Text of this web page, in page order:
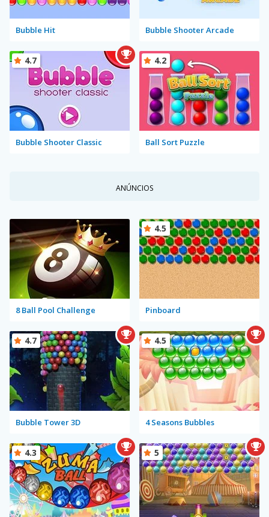
Bubble Hit Bubble Shooter Arcade
Bubble Shooter Classic
4.7
Ball Sort Puzzle
4.2
ANÚNCIOS
8 Ball Pool Challenge Pinboard
4.5
Bubble Tower 3D
4.7
4 Seasons Bubbles
4.5
4.3 5